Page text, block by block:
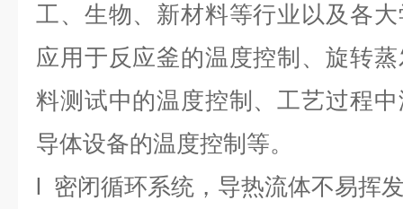
工、生物、新材料等行业以及各
应用于反应釜的温度控制、旋转
料测试中的温度控制、工艺过程
导体设备的温度控制等。
l 密闭循环系统，导热流体不易挥